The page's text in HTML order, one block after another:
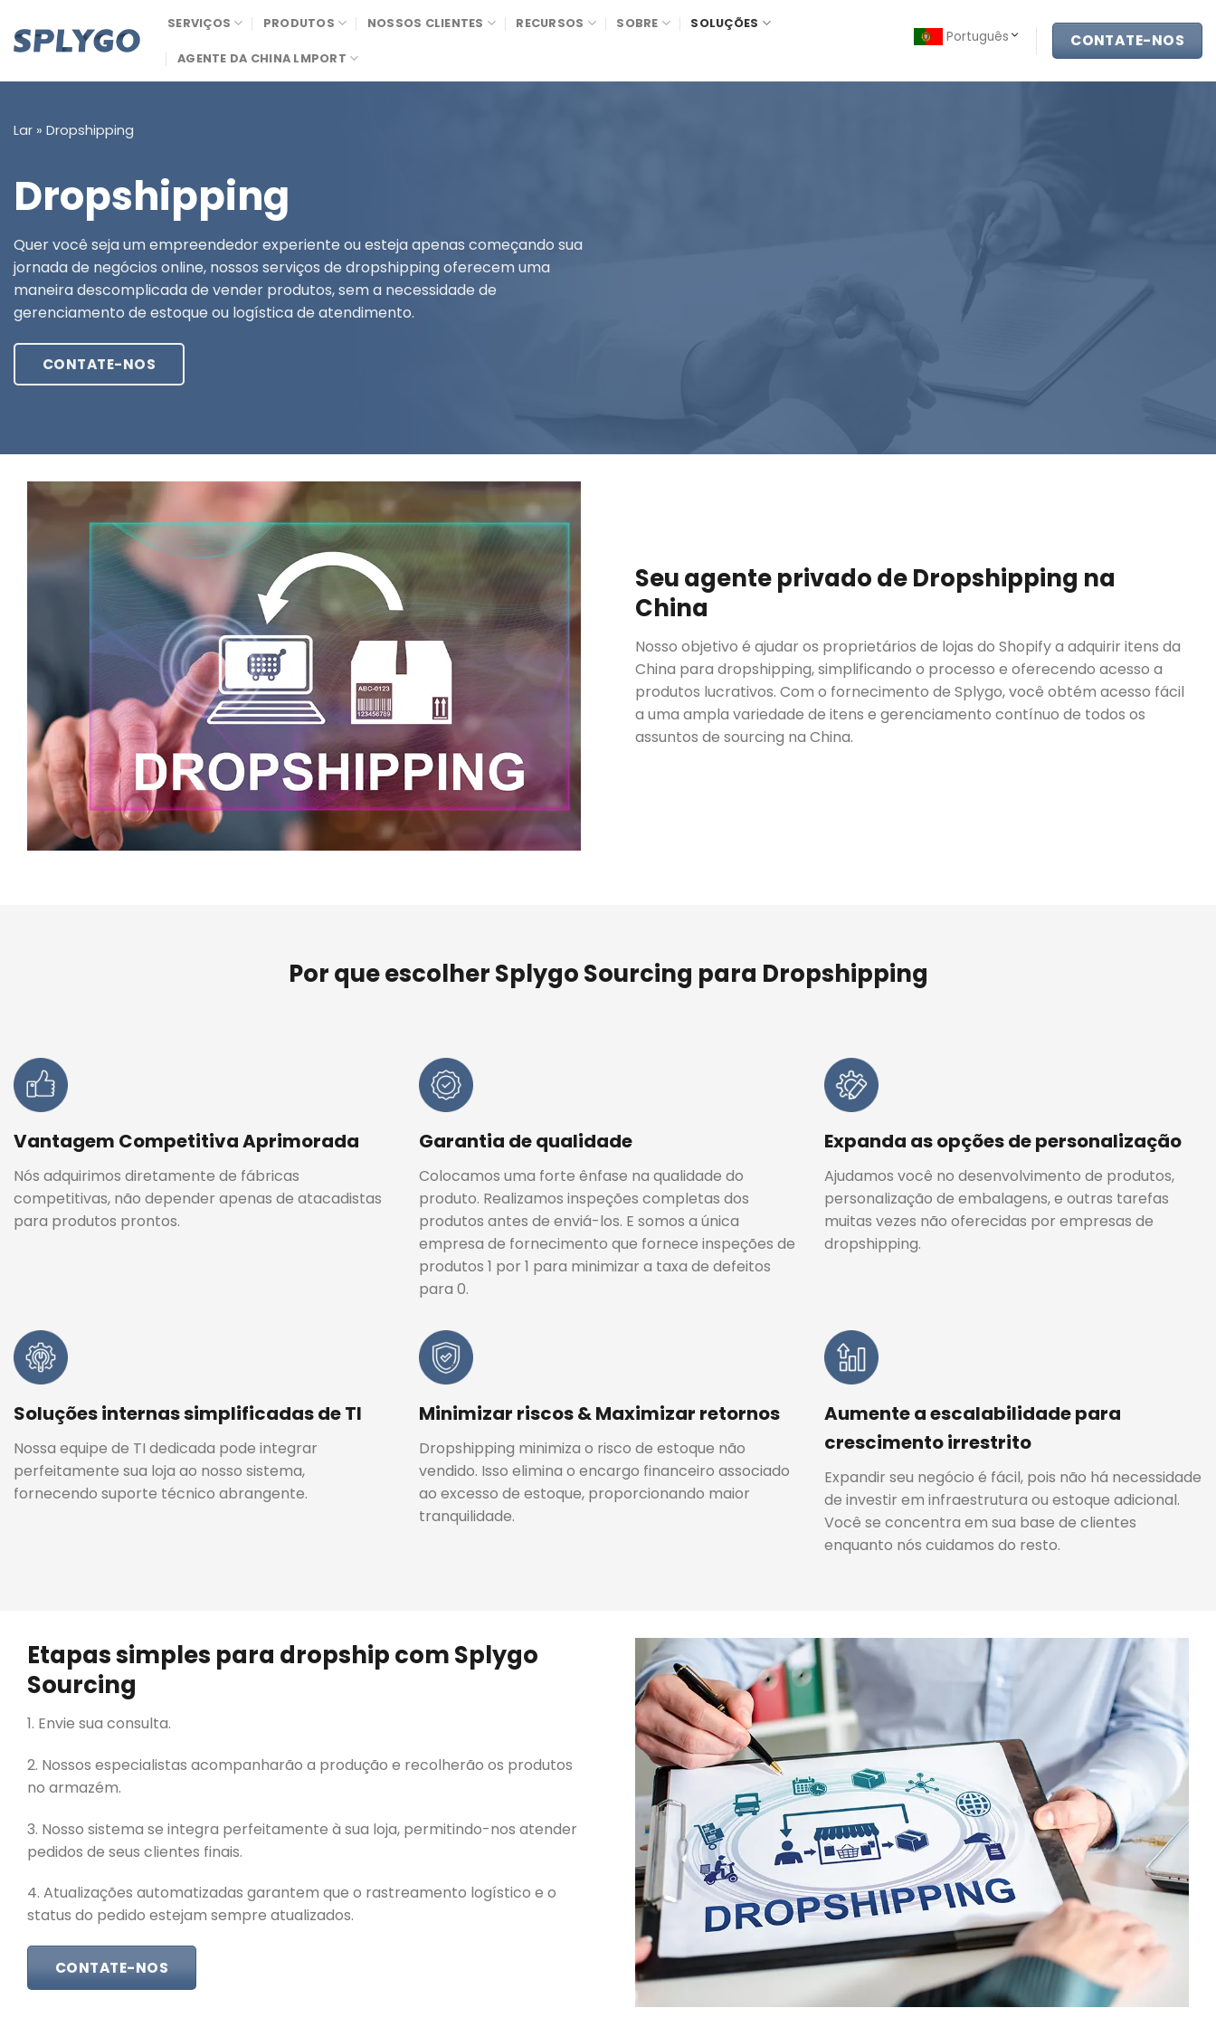
para
conteúdo
SERVIÇOS PRODUTOS NOSSOS CLIENTES RECURSOS SOBRE SOLUÇÕES
AGENTE DA CHINA LMPORT
Português CONTATE-NOS
Lar » Dropshipping
Dropshipping
Quer você seja um empreendedor experiente ou esteja apenas começando sua
jornada de negócios online, nossos serviços de dropshipping oferecem uma
maneira descomplicada de vender produtos, sem a necessidade de
gerenciamento de estoque ou logística de atendimento.
CONTATE-NOS
Seu agente privado de Dropshipping na
China
Nosso objetivo é ajudar os proprietários de lojas do Shopify a adquirir itens da
China para dropshipping, simplificando o processo e oferecendo acesso a
produtos lucrativos. Com o fornecimento de Splygo, você obtém acesso fácil
a uma ampla variedade de itens e gerenciamento contínuo de todos os
assuntos de sourcing na China.
Por que escolher Splygo Sourcing para Dropshipping
Vantagem Competitiva Aprimorada
Nós adquirimos diretamente de fábricas
competitivas, não depender apenas de atacadistas
para produtos prontos.
Garantia de qualidade
Colocamos uma forte ênfase na qualidade do
produto. Realizamos inspeções completas dos
produtos antes de enviá-los. E somos a única
empresa de fornecimento que fornece inspeções de
produtos 1 por 1 para minimizar a taxa de defeitos
para 0.
Expanda as opções de personalização
Ajudamos você no desenvolvimento de produtos,
personalização de embalagens, e outras tarefas
muitas vezes não oferecidas por empresas de
dropshipping.
Soluções internas simplificadas de TI
Nossa equipe de TI dedicada pode integrar
perfeitamente sua loja ao nosso sistema,
fornecendo suporte técnico abrangente.
Minimizar riscos & Maximizar retornos
Dropshipping minimiza o risco de estoque não
vendido. Isso elimina o encargo financeiro associado
ao excesso de estoque, proporcionando maior
tranquilidade.
Aumente a escalabilidade para
crescimento irrestrito
Expandir seu negócio é fácil, pois não há necessidade
de investir em infraestrutura ou estoque adicional.
Você se concentra em sua base de clientes
enquanto nós cuidamos do resto.
Etapas simples para dropship com Splygo
Sourcing
1. Envie sua consulta.
2. Nossos especialistas acompanharão a produção e recolherão os produtos
no armazém.
3. Nosso sistema se integra perfeitamente à sua loja, permitindo-nos atender
pedidos de seus clientes finais.
4. Atualizações automatizadas garantem que o rastreamento logístico e o
status do pedido estejam sempre atualizados.
CONTATE-NOS